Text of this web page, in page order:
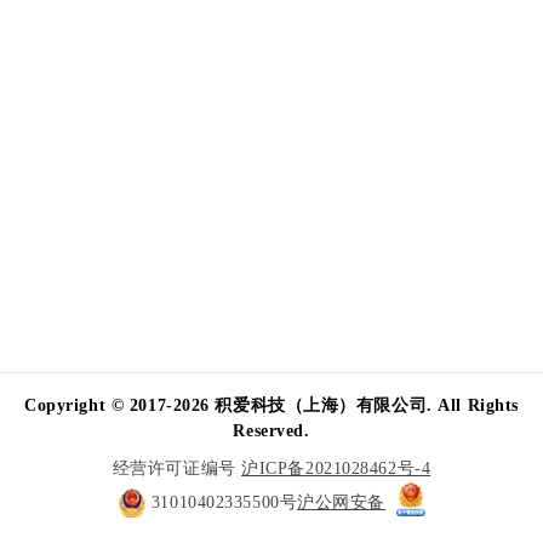
Copyright © 2017-2026 积爱科技（上海）有限公司. All Rights
Reserved.
经营许可证编号沪ICP备2021028462号-4
31010402335500号沪公网安备